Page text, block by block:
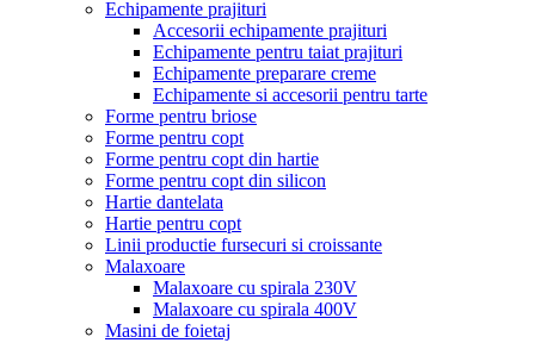
Echipamente prajituri
Accesorii echipamente prajituri
Echipamente pentru taiat prajituri
Echipamente preparare creme
Echipamente si accesorii pentru tarte
Forme pentru briose
Forme pentru copt
Forme pentru copt din hartie
Forme pentru copt din silicon
Hartie dantelata
Hartie pentru copt
Linii productie fursecuri si croissante
Malaxoare
Malaxoare cu spirala 230V
Malaxoare cu spirala 400V
Masini de foietaj